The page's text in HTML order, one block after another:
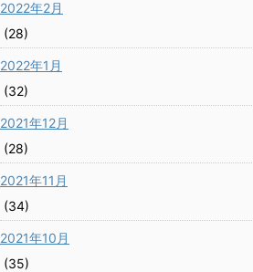
2022年2月
(28)
2022年1月
(32)
2021年12月
(28)
2021年11月
(34)
2021年10月
(35)